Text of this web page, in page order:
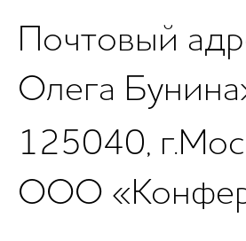
Почтовый
Олега
125040,
ООО